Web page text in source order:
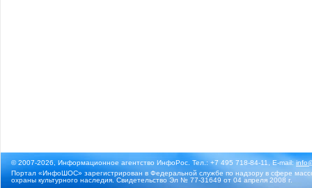
© 2007-2026, Информационное агентство ИнфоРос. Тел.: +7 495 718-84-11, E-mail:
Портал «ИнфоШОС» зарегистрирован в Федеральной службе по надзору в сфере
охраны культурного наследия. Свидетельство Эл № 77-31649 от 04 апреля 2008 г.